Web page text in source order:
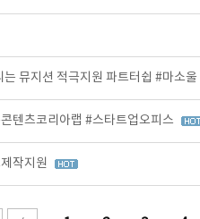
뮤지션 적극지원 파트터쉽 #마소울
텐츠코리아랩 #스타트업오피스
작지원